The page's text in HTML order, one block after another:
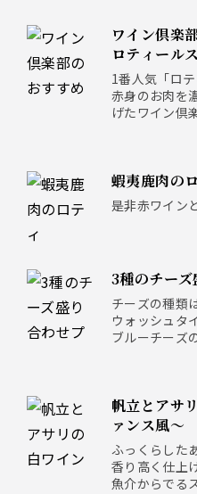
ワイン倶楽部のおすすめ「牛ハラミの
ロティール
1番人気「ロテ
赤身のお肉を
げたワイン倶
ロティールス
肉本来の噛み
ならぜひ！
蝦夷鹿肉の
是非赤ワイン
3種のチー
チーズの種類
ウォッシュタ
ブルーチーズ
時期によっ
帆立とアサリの白ワイン蒸し～プロヴ
ァンス風～
ふっくらした
香り高く仕上
魚介からでる